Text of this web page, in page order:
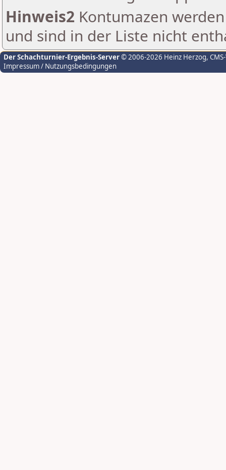
Hinweis2 Kontumazen
und sind in der Liste nicht
Der Schachturnier-Ergebnis-Server© 2006-2026 Heinz Herzog,
Impressum / Nutzungsbedingungen